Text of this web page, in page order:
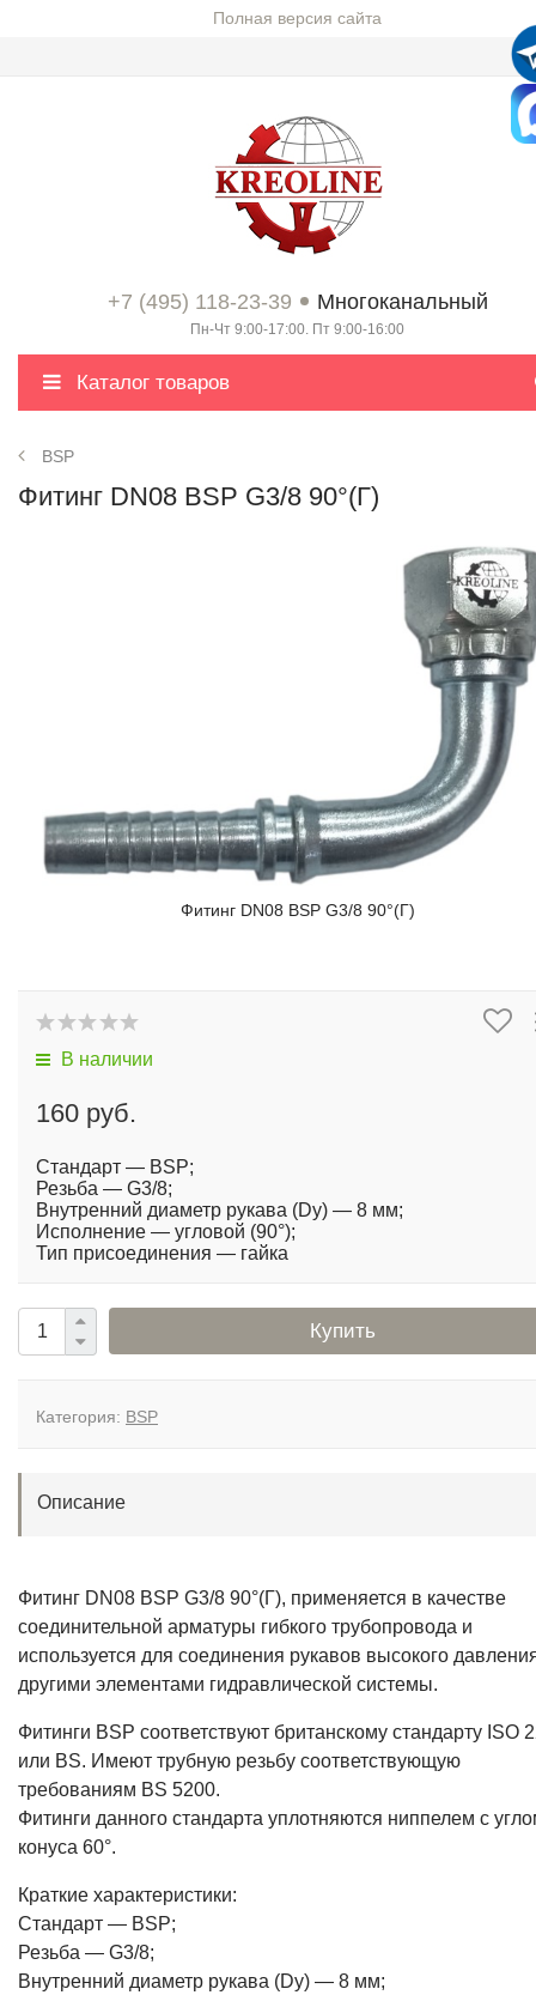
Полная версия сайта
+7 (495) 118-23-39 Многоканальный
Пн-Чт 9:00-17:00. Пт 9:00-16:00
Каталог товаров
BSP
Фитинг DN08 BSP G3/8 90°(Г)
Фитинг DN08 BSP G3/8 90°(Г)
В наличии
160 руб.
Стандарт — BSP;
Резьба — G3/8;
Внутренний диаметр рукава (Dy) — 8 мм;
Исполнение — угловой (90°);
Тип присоединения — гайка
Купить
Категория: BSP
Описание
Фитинг DN08 BSP G3/8 90°(Г), применяется в качестве
соединительной арматуры гибкого трубопровода и
используется для соединения рукавов высокого
другими элементами гидравлической системы.
Фитинги BSP соответствуют британскому стандарту ISO
или BS. Имеют трубную резьбу соответствующую
требованиям BS 5200.
Фитинги данного стандарта уплотняются ниппелем с
конуса 60°.
Краткие характеристики:
Стандарт — BSP;
Резьба — G3/8;
Внутренний диаметр рукава (Dy) — 8 мм;